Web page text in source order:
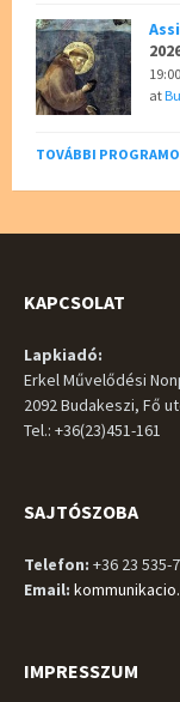
19:00
at
TOVÁBBI
KAPCSOLAT
Lapkiadó:
Erkel Művelődési
2092 Budakeszi, Fő
Tel.: +36(23)451-161
SAJTÓSZOBA
Telefon: +36 23 535-
Email:
IMPRESSZUM